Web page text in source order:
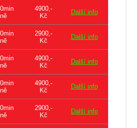
4900,-
Kč
Další info
2900,-
Kč
Další info
4900,-
Kč
Další info
4900,-
Kč
Další info
2900,-
Kč
Další info